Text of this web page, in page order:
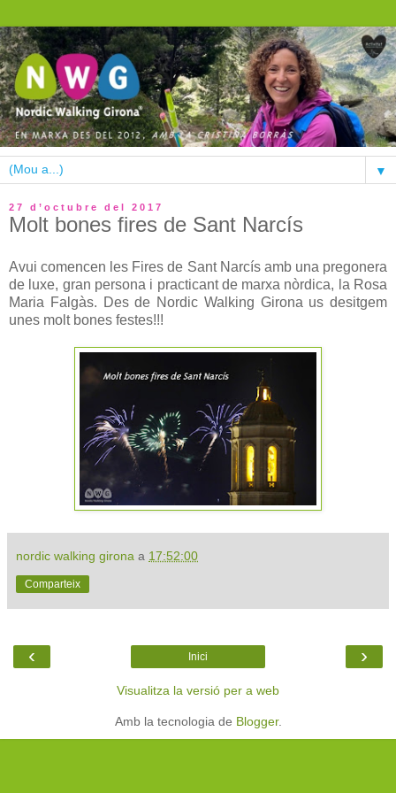
▼
27 d’octubre del 2017
Molt bones fires de Sant Narcís
Avui comencen les Fires de Sant Narcís amb una pregonera
de luxe, gran persona i practicant de marxa nòrdica, la Rosa
Maria Falgàs. Des de Nordic Walking Girona us desitgem
unes molt bones festes!!!
nordic walking girona a 17:52:00
Comparteix
‹ ›
Inici
Visualitza la versió per a web
Amb la tecnologia de Blogger.